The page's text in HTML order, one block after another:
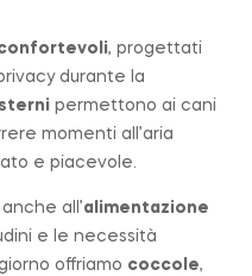
confortevoli, progettati
durante la
permettono ai cani
momenti all’aria
e piacevole.
all’alimentazione
e le necessità
offriamo coccole,